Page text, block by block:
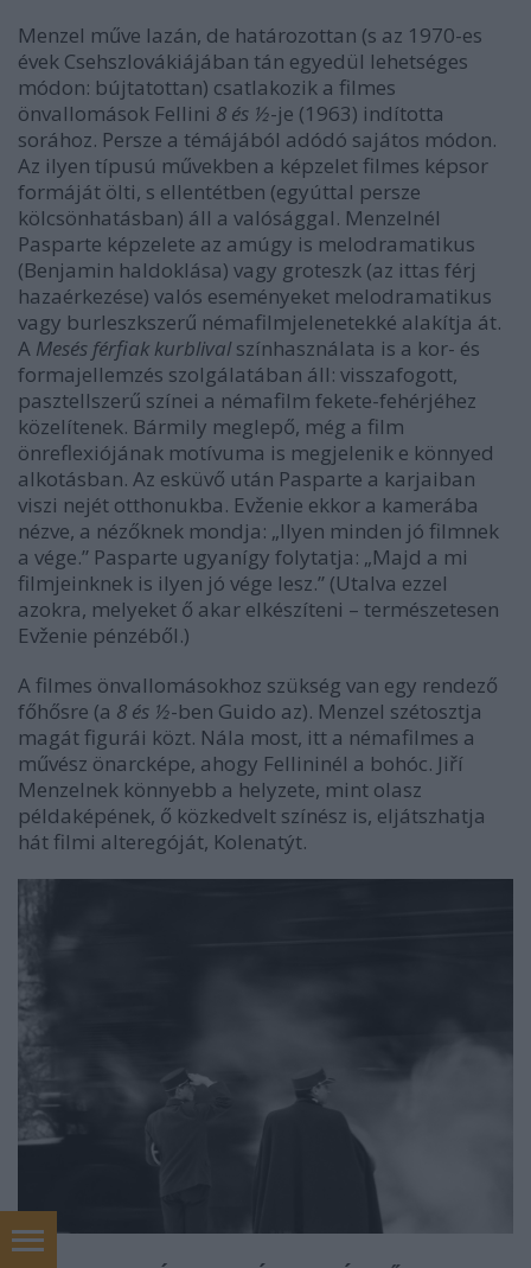
Menzel műve lazán, de határozottan (s az 1970-es
évek Csehszlovákiájában tán egyedül lehetséges
módon: bújtatottan) csatlakozik a filmes
önvallomások Fellini 8 és ½-je (1963) indította
sorához. Persze a témájából adódó sajátos módon.
Az ilyen típusú művekben a képzelet filmes képsor
formáját ölti, s ellentétben (egyúttal persze
kölcsönhatásban) áll a valósággal. Menzelnél
Pasparte képzelete az amúgy is melodramatikus
(Benjamin haldoklása) vagy groteszk (az ittas férj
hazaérkezése) valós eseményeket melodramatikus
vagy burleszkszerű némafilmjelenetekké alakítja át.
A Mesés férfiak kurblivalszínhasználata is a kor- és
formajellemzés szolgálatában áll: visszafogott,
pasztellszerű színei a némafilm fekete-fehérjéhez
közelítenek. Bármily meglepő, még a film
önreflexiójának motívuma is megjelenik e könnyed
alkotásban. Az esküvő után Pasparte a karjaiban
viszi nejét otthonukba. Evženie ekkor a kamerába
nézve, a nézőknek mondja: „Ilyen minden jó filmnek
a vége.” Pasparte ugyanígy folytatja: „Majd a mi
filmjeinknek is ilyen jó vége lesz.” (Utalva ezzel
azokra, melyeket ő akar elkészíteni – természetesen
Evženie pénzéből.)
A filmes önvallomásokhoz szükség van egy rendező
főhősre (a 8 és ½-ben Guido az). Menzel szétosztja
magát figurái közt. Nála most, itt a némafilmes a
művész önarcképe, ahogy Fellininél a bohóc. Jiří
Menzelnek könnyebb a helyzete, mint olasz
példaképének, ő közkedvelt színész is, eljátszhatja
hát filmi alteregóját, Kolenatýt.